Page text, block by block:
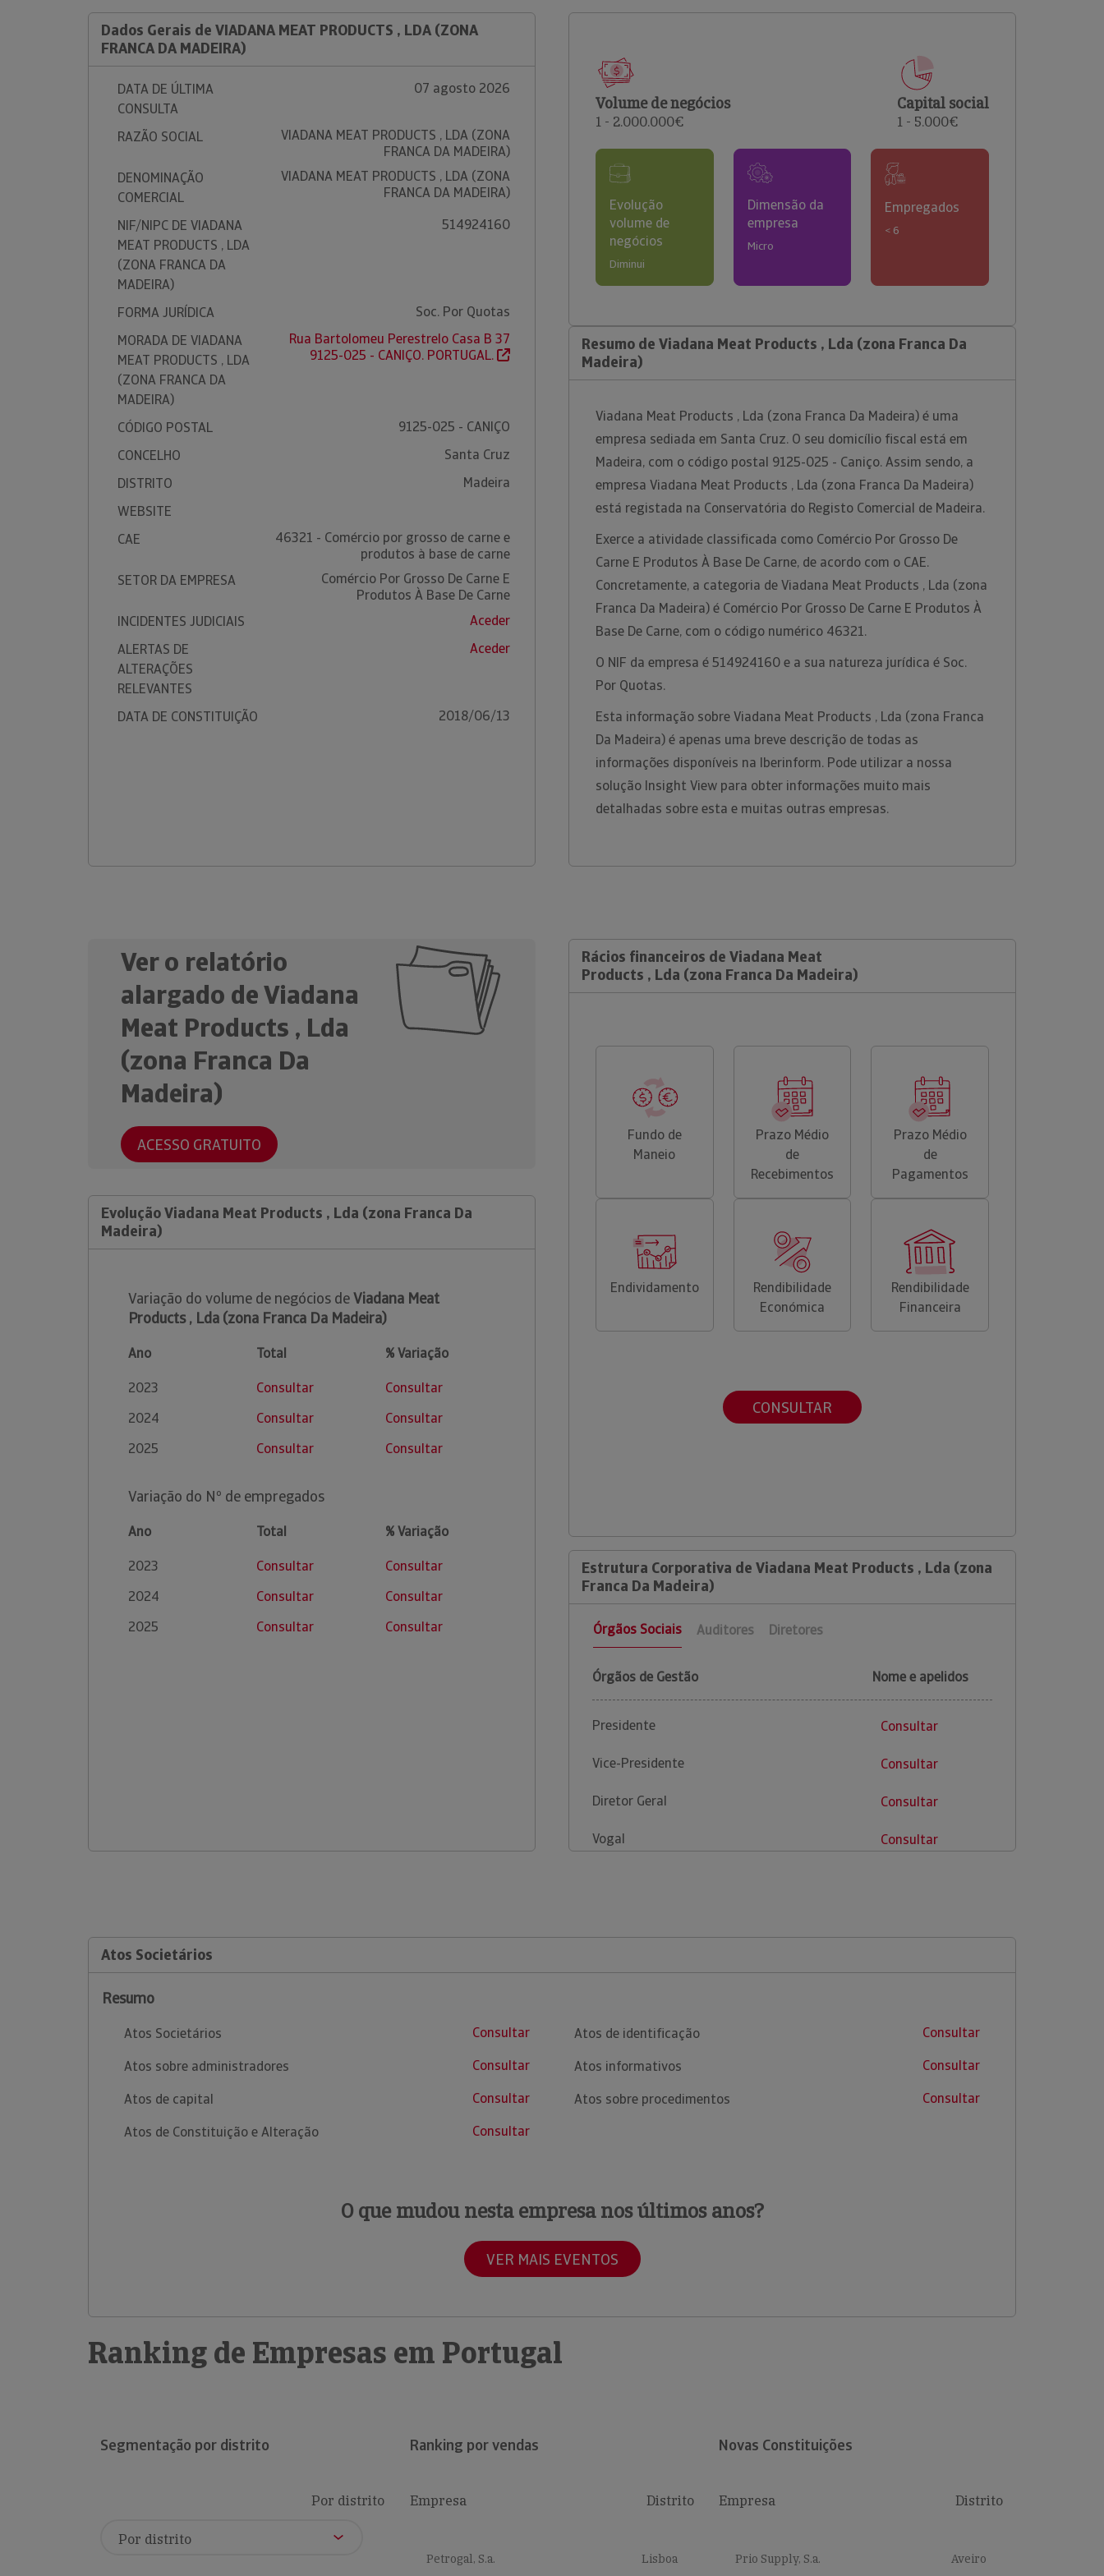
comerciais e analisar o risco de incumprimento dos
Dados Gerais de VIADANA MEAT PRODUCTS , LDA (ZONA
FRANCA DA MADEIRA)
DATA DE ÚLTIMA
CONSULTA
07 agosto 2026
RAZÃO SOCIAL
VIADANA MEAT PRODUCTS , LDA (ZONA
FRANCA DA MADEIRA)
DENOMINAÇÃO
COMERCIAL
VIADANA MEAT PRODUCTS , LDA (ZONA
FRANCA DA MADEIRA)
NIF/NIPC DE VIADANA
MEAT PRODUCTS , LDA
(ZONA FRANCA DA
MADEIRA)
514924160
FORMA JURÍDICA
Soc. Por Quotas
MORADA DE VIADANA
MEAT PRODUCTS , LDA
(ZONA FRANCA DA
MADEIRA)
Rua Bartolomeu Perestrelo Casa B 37
9125-025 - CANIÇO. PORTUGAL.
CÓDIGO POSTAL
9125-025 - CANIÇO
CONCELHO
Santa Cruz
DISTRITO
Madeira
WEBSITE
CAE
46321 - Comércio por grosso de carne e
produtos à base de carne
SETOR DA EMPRESA
Comércio Por Grosso De Carne E
Produtos À Base De Carne
INCIDENTES JUDICIAIS
Aceder
ALERTAS DE
ALTERAÇÕES
RELEVANTES
Aceder
DATA DE CONSTITUIÇÃO 2018/06/13
Volume de negócios
1 - 2.000.000€
Capital social
1 - 5.000€
Evolução
volume de
negócios
Diminui
Dimensão da
empresa
Micro
Empregados
< 6
Resumo de Viadana Meat Products , Lda (zona Franca Da
Madeira)
Viadana Meat Products , Lda (zona Franca Da Madeira) é uma
empresa sediada em Santa Cruz. O seu domicílio fiscal está em
Madeira, com o código postal 9125-025 - Caniço. Assim sendo, a
empresa Viadana Meat Products , Lda (zona Franca Da Madeira)
está registada na Conservatória do Registo Comercial de Madeira.
Exerce a atividade classificada como Comércio Por Grosso De
Carne E Produtos À Base De Carne, de acordo com o CAE.
Concretamente, a categoria de Viadana Meat Products , Lda (zona
Franca Da Madeira) é Comércio Por Grosso De Carne E Produtos À
Base De Carne, com o código numérico 46321.
O NIF da empresa é 514924160 e a sua natureza jurídica é Soc.
Por Quotas.
Esta informação sobre Viadana Meat Products , Lda (zona Franca
Da Madeira) é apenas uma breve descrição de todas as
informações disponíveis na Iberinform. Pode utilizar a nossa
solução Insight View para obter informações muito mais
detalhadas sobre esta e muitas outras empresas.
Ver o relatório
alargado de Viadana
Meat Products , Lda
(zona Franca Da
Madeira)
ACESSO GRATUITO
Evolução Viadana Meat Products , Lda (zona Franca Da
Madeira)
Variação do volume de negócios deViadana Meat
Products , Lda (zona Franca Da Madeira)
Ano Total
% Variação
2023
Consultar
Consultar
2024
Consultar
Consultar
2025
Consultar Consultar
Variação do Nº de empregados
Ano Total
% Variação
2023
Consultar
Consultar
2024
Consultar
Consultar
2025
Consultar Consultar
Rácios financeiros de Viadana Meat
Products , Lda (zona Franca Da Madeira)
Fundo de
Maneio
Prazo Médio
de
Recebimentos
Prazo Médio
de
Pagamentos
Endividamento
Rendibilidade
Económica
Rendibilidade
Financeira
CONSULTAR
Estrutura Corporativa de Viadana Meat Products , Lda (zona
Franca Da Madeira)
Órgãos Sociais Auditores Diretores
Órgãos de Gestão Nome e apelidos
Presidente Consultar
Vice-Presidente Consultar
Diretor Geral Consultar
Vogal Consultar
Atos Societários
Resumo
Atos Societários
Consultar
Atos sobre administradores
Consultar
Atos de capital
Consultar
Atos de Constituição e Alteração
Consultar
Atos de identificação
Consultar
Atos informativos
Consultar
Atos sobre procedimentos
Consultar
O que mudou nesta empresa nos últimos anos?
VER MAIS EVENTOS
Ranking de Empresas em Portugal
Segmentação por distrito
Por distrito
Ranking por vendas
Empresa Distrito
Petrogal, S.a. Lisboa
Novas Constituições
Empresa Distrito
Prio Supply, S.a. Aveiro